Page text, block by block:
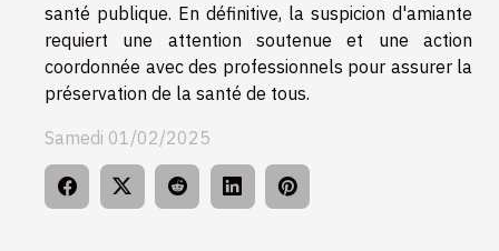
santé publique. En définitive, la suspicion d'amiante
requiert une attention soutenue et une action
coordonnée avec des professionnels pour assurer la
préservation de la santé de tous.
Samedi 01/02/2025